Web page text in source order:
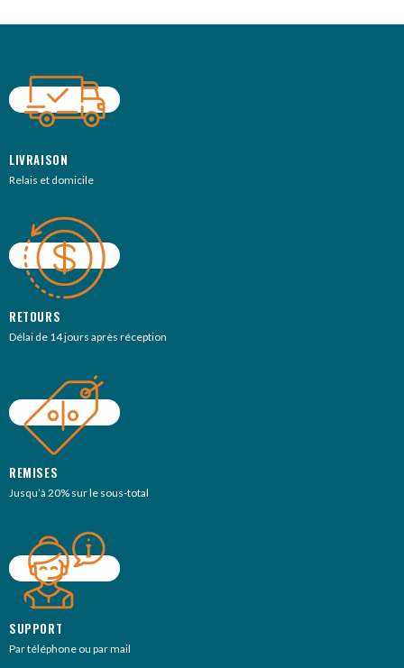
LIVRAISON
Relais et domicile
RETOURS
Délai de 14 jours après réception
REMISES
Jusqu’à 20% sur le sous-total
SUPPORT
Par téléphone ou par mail